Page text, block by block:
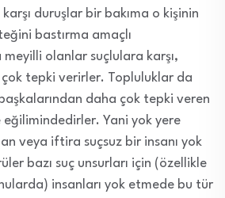
duruşlar bir bakıma o kişinin
bastırma amaçlı
olanlar suçlulara karşı,
tepki verirler. Topluluklar da
daha çok tepki veren
eğilimindedirler. Yani yok yere
veya iftira suçsuz bir insanı yok
bazı suç unsurları için (özellikle
insanları yok etmede bu tür